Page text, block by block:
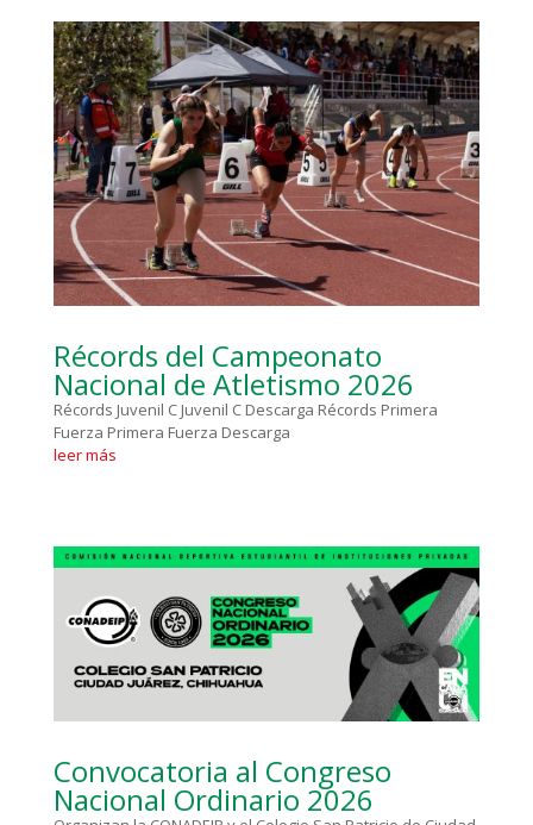
Récords del Campeonato
Nacional de Atletismo 2026
Récords Juvenil C Juvenil C Descarga Récords Primera
Fuerza Primera Fuerza Descarga
leer más
Convocatoria al Congreso
Nacional Ordinario 2026